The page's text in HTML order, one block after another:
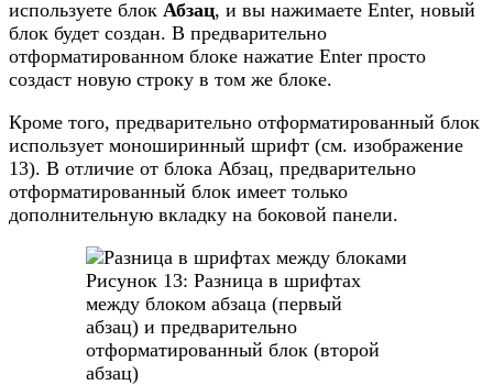
используете блок Абзац, и вы нажимаете Enter, новый
блок будет создан. В предварительно
отформатированном блоке нажатие Enter просто
создаст новую строку в том же блоке.
Кроме того, предварительно отформатированный блок
использует моноширинный шрифт (см. изображение
13). В отличие от блока Абзац, предварительно
отформатированный блок имеет только
дополнительную вкладку на боковой панели.
Рисунок 13: Разница в шрифтах
между блоком абзаца (первый
абзац) и предварительно
отформатированный блок (второй
абзац)